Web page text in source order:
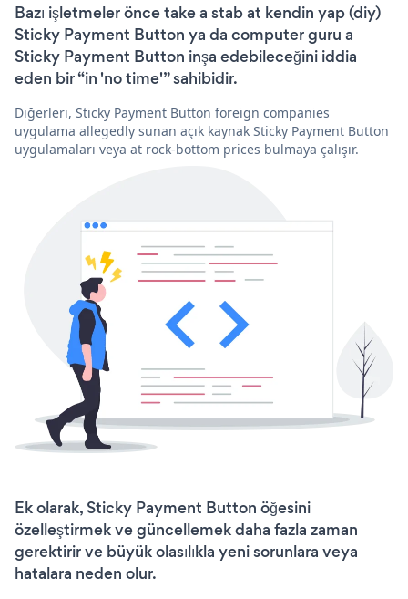
Bazı işletmeler önce take a stab at kendin yap (diy)
Sticky Payment Button ya da computer guru a
Sticky Payment Button inşa edebileceğini iddia
eden bir “in 'no time'” sahibidir.
Diğerleri, Sticky Payment Button foreign companies
uygulama allegedly sunan açık kaynak Sticky Payment Button
uygulamaları veya at rock-bottom prices bulmaya çalışır.
Ek olarak, Sticky Payment Button öğesini
özelleştirmek ve güncellemek daha fazla zaman
gerektirir ve büyük olasılıkla yeni sorunlara veya
hatalara neden olur.